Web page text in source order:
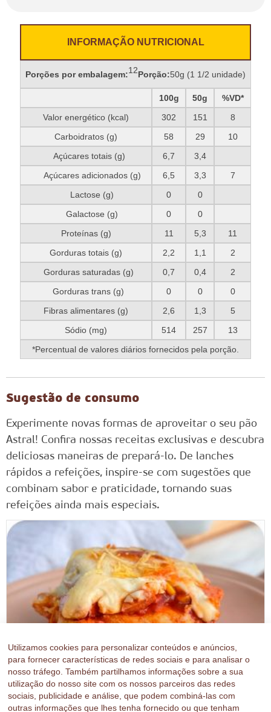
INFORMAÇÃO NUTRICIONAL
Porções por embalagem:12Porção:50g (1 1/2 unidade)
100g 50g
%VD*
Valor energético (kcal)
302 151
8
Carboidratos (g)
58 29
10
Açúcares totais (g)
6,7
3,4
Açúcares adicionados (g)
6,5 3,3
7
Lactose (g)
0
0
Galactose (g)
0
0
Proteínas (g)
11 5,3
11
Gorduras totais (g)
2,2 1,1
2
Gorduras saturadas (g)
0,7 0,4
2
Gorduras trans (g)
0 0
0
Fibras alimentares (g)
2,6 1,3
5
Sódio (mg)
514 257
13
*Percentual de valores diários fornecidos pela porção.
Sugestão de consumo
Experimente novas formas de aproveitar o seu pão
Astral! Confira nossas receitas exclusivas e descubra
deliciosas maneiras de prepará-lo. De lanches
rápidos a refeições, inspire-se com sugestões que
combinam sabor e praticidade, tornando suas
refeições ainda mais especiais.
Utilizamos cookies para personalizar conteúdos e anúncios,
para fornecer características de redes sociais e para analisar o
nosso tráfego. Também partilhamos informações sobre a sua
utilização do nosso site com os nossos parceiros das redes
sociais, publicidade e análise, que podem combiná-las com
outras informações que lhes tenha fornecido ou que tenham